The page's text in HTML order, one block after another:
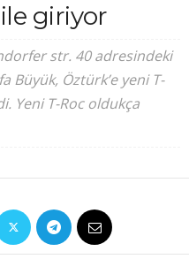
ile giriyor
str. 40 adresindeki
Büyük, Öztürk’e yeni T-
Yeni T-Roc oldukça